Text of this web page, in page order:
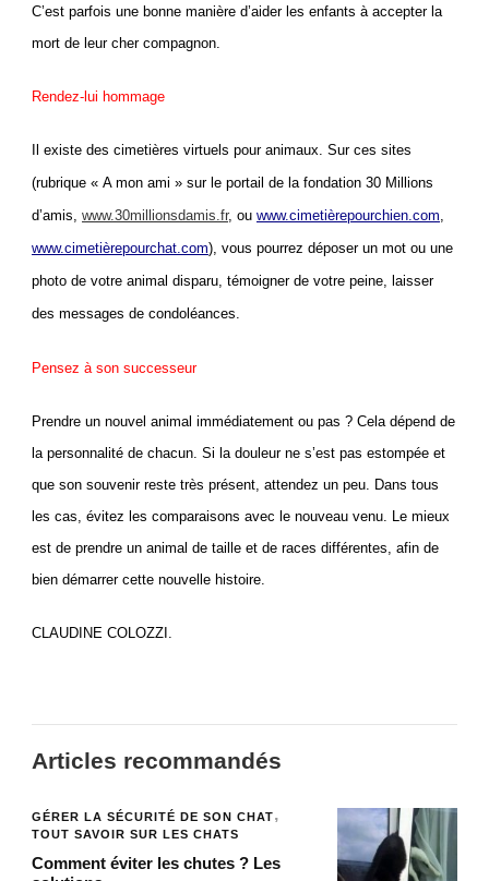
C’est parfois une bonne manière d’aider les enfants à accepter la
mort de leur cher compagnon.
Rendez-lui hommage
Il existe des cimetières virtuels pour animaux. Sur ces sites
(rubrique « A mon ami » sur le portail de la fondation 30 Millions
d’amis, www.30millionsdamis.fr, ou www.cimetièrepourchien.com
www.cimetièrepourchat.com), vous pourrez déposer un mot ou une
photo de votre animal disparu, témoigner de votre peine, laisser
des messages de condoléances.
Pensez à son successeur
Prendre un nouvel animal immédiatement ou pas ? Cela dépend de
la personnalité de chacun. Si la douleur ne s’est pas estompée et
que son souvenir reste très présent, attendez un peu. Dans tous
les cas, évitez les comparaisons avec le nouveau venu. Le mieux
est de prendre un animal de taille et de races différentes, afin de
bien démarrer cette nouvelle histoire.
CLAUDINE COLOZZI.
Articles recommandés
GÉRER LA SÉCURITÉ DE SON CHAT
TOUT SAVOIR SUR LES CHATS
Comment éviter les chutes ? Les